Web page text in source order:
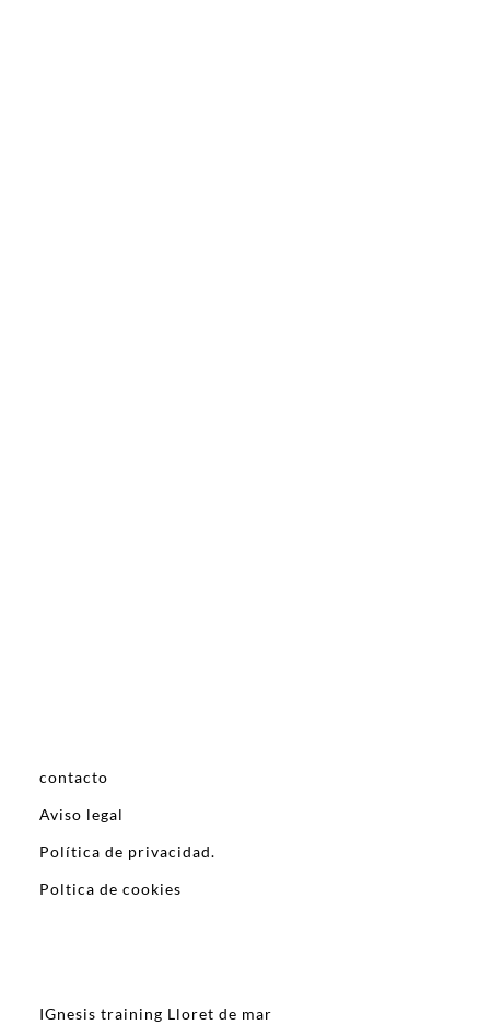
contacto
Aviso legal
Política de privacidad.
Poltica de cookies
IGnesis training Lloret de mar